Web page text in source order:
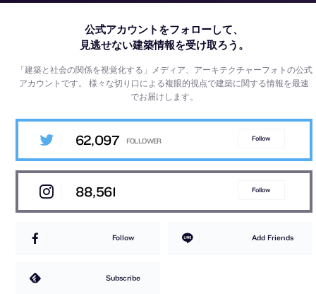
公式アカウントをフォローして、
見逃せない建築情報を受け取ろう。
「建築と社会の関係を視覚化する」メディア、アーキテクチャーフォトの公式
アカウントです。様々な切り口による複眼的視点で建築に関する情報を最速
でお届けします。
62,097 Follow
88,561 Follow
Follow Add Friends
Subscribe